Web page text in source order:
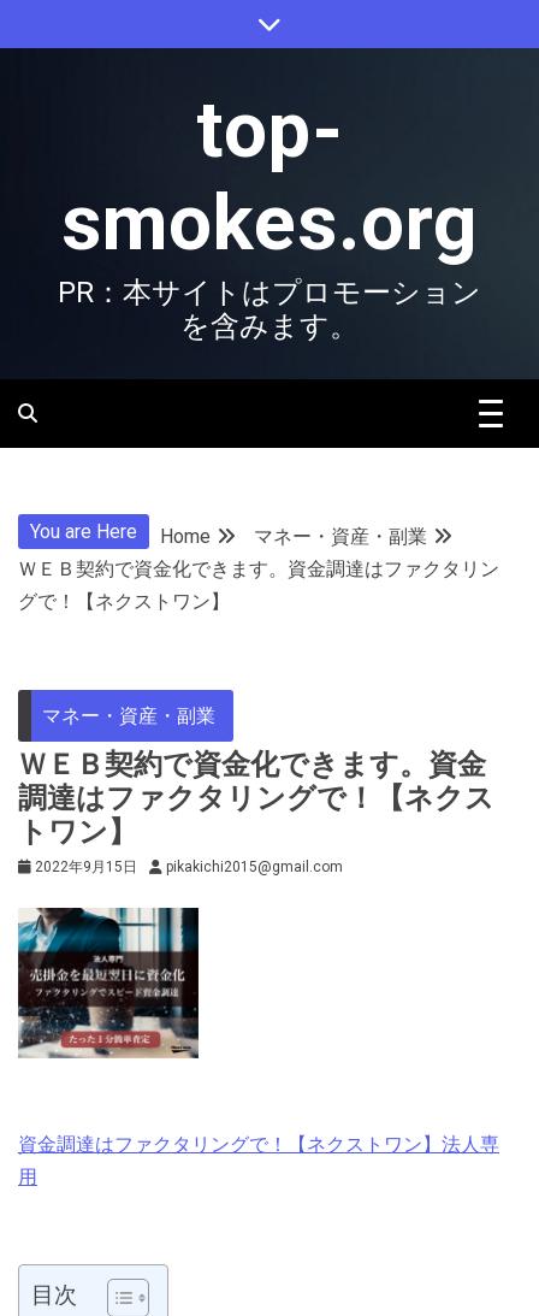
to
top-
smokes.org
PR：本サイトはプロモーション
を含みます。
You are Here Home
マネー・資産・副業
ＷＥＢ契約で資金化できます。資金調達はファクタリン
グで！【ネクストワン】
マネー・資産・副業
ＷＥＢ契約で資金化できます。資金
調達はファクタリングで！【ネクス
トワン】
2022年9月15日 pikakichi2015@gmail.com
資金調達はファクタリングで！【ネクストワン】法人専
用
目次